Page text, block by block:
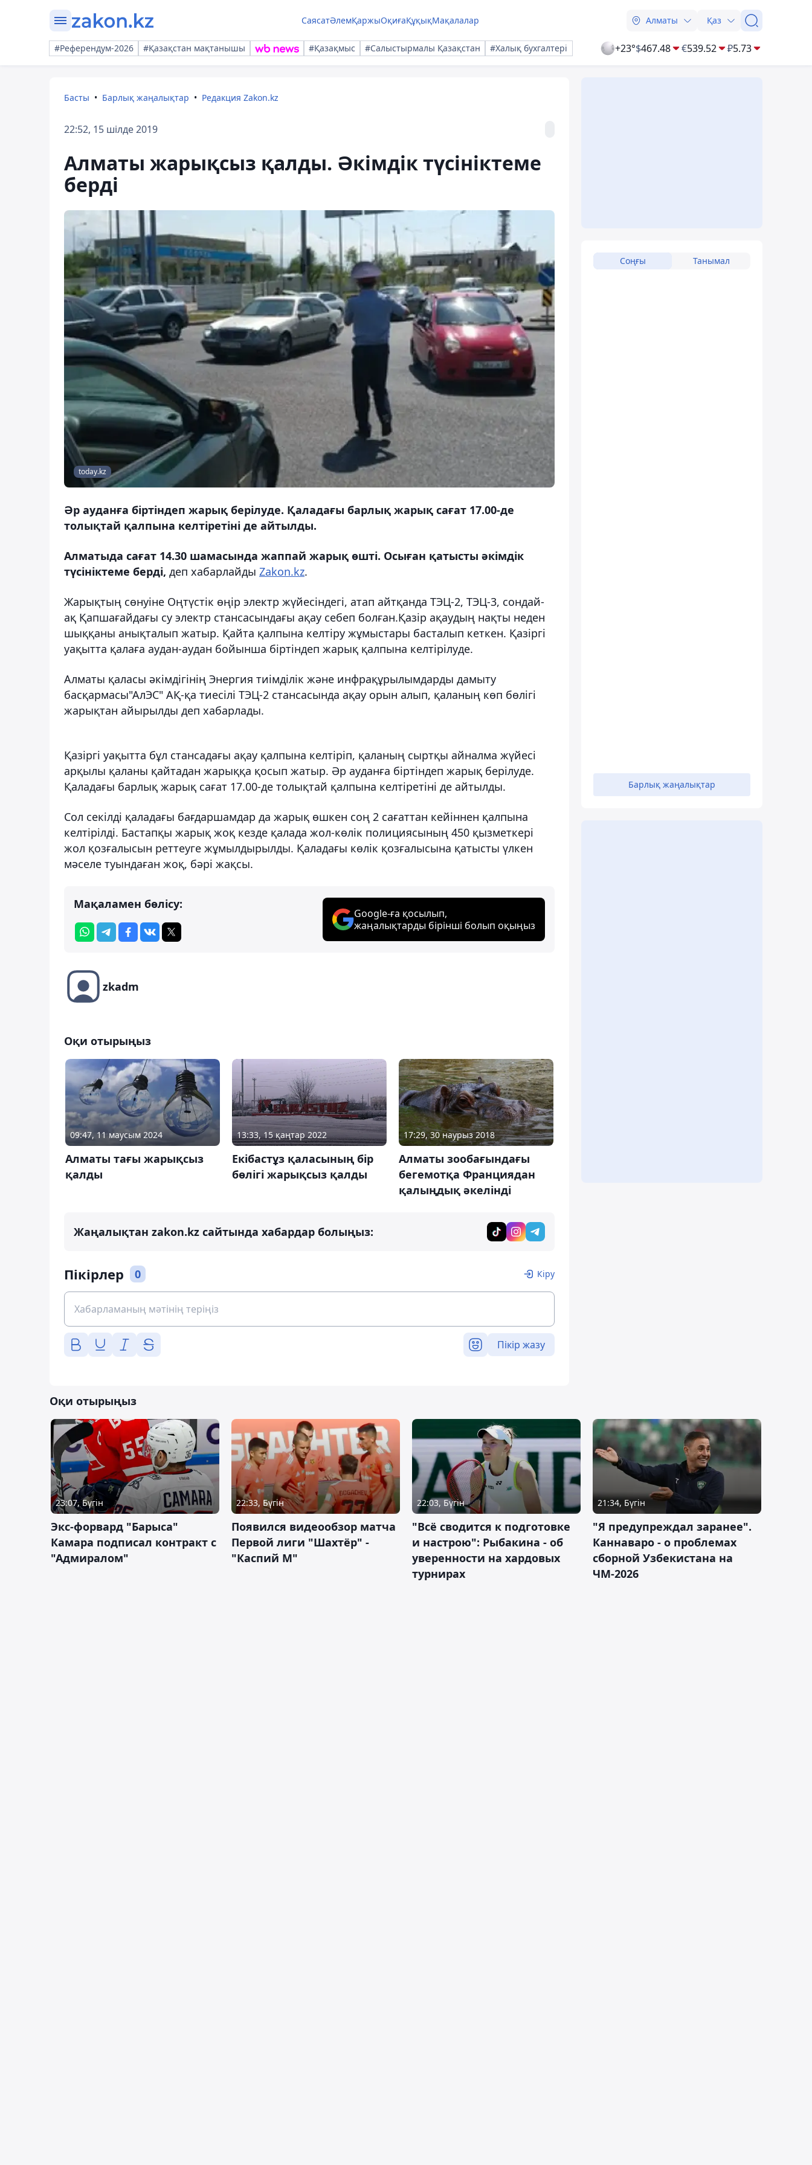
СаясатӘлемҚаржыОқиғаҚұқықМақалалар Алматы Қаз
#Референдум-2026 #Қазақстан мақтанышы #Қазақмыс #Салыстырмалы Қазақстан #Халық бухгалтері +23°$467.48 €539.52 ₽5.73
Басты Барлық жаңалықтар Редакция Zakon.kz
22:52, 15 шілде 2019
Алматы жарықсыз қалды. Әкімдік түсініктеме
берді
today.kz
Әр ауданға біртіндеп жарық берілуде. Қаладағы барлық жарық сағат 17.00-де
толықтай қалпына келтіретіні де айтылды.
Алматыда сағат 14.30 шамасында жаппай жарық өшті. Осыған қатысты әкімдік
түсініктеме берді, деп хабарлайды Zakon.kz.
Жарықтың сөнуіне Оңтүстік өңір электр жүйесіндегі, атап айтқанда ТЭЦ-2, ТЭЦ-3, сондай-
ақ Қапшағайдағы су электр стансасындағы ақау себеп болған.Қазір ақаудың нақты неден
шыққаны анықталып жатыр. Қайта қалпына келтіру жұмыстары басталып кеткен. Қазіргі
уақытта қалаға аудан-аудан бойынша біртіндеп жарық қалпына келтірілуде.
Алматы қаласы әкімдігінің Энергия тиімділік және инфрақұрылымдарды дамыту
басқармасы"АлЭС" АҚ-қа тиесілі ТЭЦ-2 стансасында ақау орын алып, қаланың көп бөлігі
жарықтан айырылды деп хабарлады.
Қазіргі уақытта бұл стансадағы ақау қалпына келтіріп, қаланың сыртқы айналма жүйесі
арқылы қаланы қайтадан жарыққа қосып жатыр. Әр ауданға біртіндеп жарық берілуде.
Қаладағы барлық жарық сағат 17.00-де толықтай қалпына келтіретіні де айтылды.
Сол секілді қаладағы бағдаршамдар да жарық өшкен соң 2 сағаттан кейіннен қалпына
келтірілді. Бастапқы жарық жоқ кезде қалада жол-көлік полициясының 450 қызметкері
жол қозғалысын реттеуге жұмылдырылды. Қаладағы көлік қозғалысына қатысты үлкен
мәселе туындаған жоқ, бәрі жақсы.
Мақаламен бөлісу:
Google-ға қосылып,
жаңалықтарды бірінші болып оқыңыз
zkadm
Оқи отырыңыз
09:47, 11 маусым 2024
Алматы тағы жарықсыз
қалды
13:33, 15 қаңтар 2022
Екібастұз қаласының бір
бөлігі жарықсыз қалды
17:29, 30 наурыз 2018
Алматы зообағындағы
бегемотқа Франциядан
қалыңдық әкелінді
Жаңалықтан zakon.kz сайтында хабардар болыңыз:
Пікірлер 0 Кіру
Пікір жазу
Соңғы Танымал
Барлық жаңалықтар
Оқи отырыңыз
23:07, Бүгін
Экс-форвард "Барыса"
Камара подписал контракт с
"Адмиралом"
22:33, Бүгін
Появился видеообзор матча
Первой лиги "Шахтёр" -
"Каспий М"
22:03, Бүгін
"Всё сводится к подготовке
и настрою": Рыбакина - об
уверенности на хардовых
турнирах
21:34, Бүгін
"Я предупреждал заранее".
Каннаваро - о проблемах
сборной Узбекистана на
ЧМ-2026